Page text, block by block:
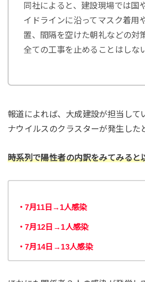
同社によると、建設現場では国
イドラインに沿ってマスク着用
置、間隔を空けた朝礼などの対
全ての工事を止めることはしな
報道によれば、大成建設が担当して
ナウイルスのクラスターが発生した
時系列で陽性者の内訳をみてみると
・7月11日→1人感染
・7月12日→1人感染
・7月14日→13人感染